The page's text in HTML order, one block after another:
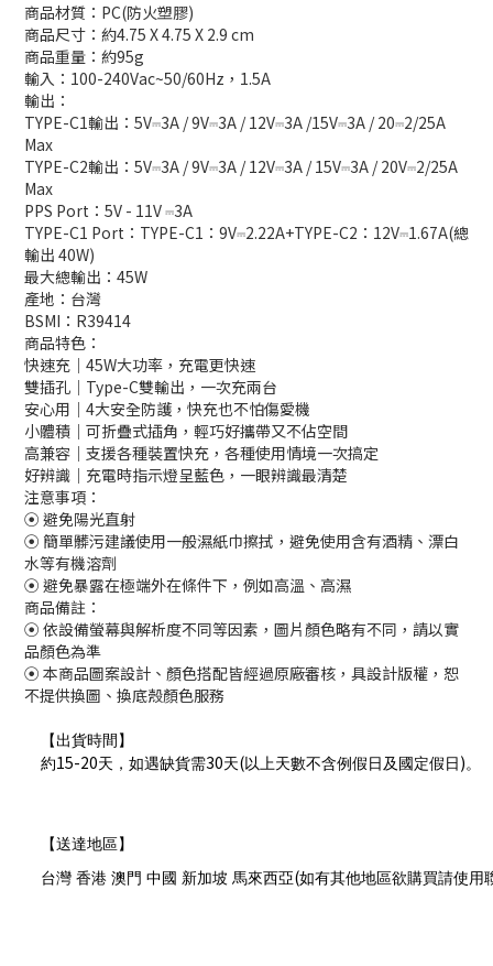
商品材質：PC(防火塑膠)
商品尺寸：約4.75 X 4.75 X 2.9 cm
商品重量：約95g
輸入：100-240Vac~50/60Hz，1.5A
輸出：
TYPE-C1輸出：5V⎓3A / 9V⎓3A / 12V⎓3A /15V⎓3A / 20⎓2/25A
Max
TYPE-C2輸出：5V⎓3A / 9V⎓3A / 12V⎓3A / 15V⎓3A / 20V⎓2/25A
Max
PPS Port：5V - 11V ⎓3A
TYPE-C1 Port：TYPE-C1：9V⎓2.22A+TYPE-C2：12V⎓1.67A(總
輸出 40W)
最大總輸出：45W
產地：台灣
BSMI：R39414
商品特色：
快速充｜45W大功率，充電更快速
雙插孔｜Type-C雙輸出，一次充兩台
安心用｜4大安全防護，快充也不怕傷愛機
小體積｜可折疊式插角，輕巧好攜帶又不佔空間
高兼容｜支援各種裝置快充，各種使用情境一次搞定
好辨識｜充電時指示燈呈藍色，一眼辨識最清楚
注意事項：
⦿ 避免陽光直射
⦿ 簡單髒污建議使用一般濕紙巾擦拭，避免使用含有酒精、漂白
水等有機溶劑
⦿ 避免暴露在極端外在條件下，例如高溫、高濕
商品備註：
⦿ 依設備螢幕與解析度不同等因素，圖片顏色略有不同，請以實
品顏色為準
⦿ 本商品圖案設計、顏色搭配皆經過原廠審核，具設計版權，恕
不提供換圖、換底殼顏色服務
【出貨時間】
約15-20天，如遇缺貨需30天(以上天數不含例假日及國定假日)。
【送達地區】
台灣 香港 澳門 中國 新加坡 馬來西亞(如有其他地區欲購買請使用